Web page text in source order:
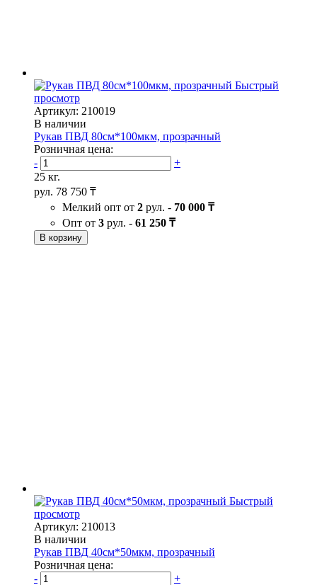
Быстрый
просмотр
Артикул: 210019
В наличии
Рукав ПВД 80см*100мкм, прозрачный
Розничная цена:
-
+
25 кг.
рул. 78 750 ₸
Мелкий опт от 2 рул. - 70 000 ₸
Опт от 3 рул. - 61 250 ₸
В корзину
Быстрый
просмотр
Артикул: 210013
В наличии
Рукав ПВД 40см*50мкм, прозрачный
Розничная цена:
-
+